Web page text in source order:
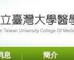
息 簡介